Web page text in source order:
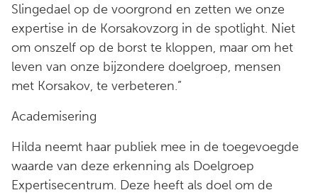
Slingedael op de voorgrond en zetten we onze
expertise in de Korsakovzorg in de spotlight. Niet
om onszelf op de borst te kloppen, maar om het
leven van onze bijzondere doelgroep, mensen
met Korsakov, te verbeteren.”
Academisering
Hilda neemt haar publiek mee in de toegevoegde
waarde van deze erkenning als Doelgroep
Expertisecentrum. Deze heeft als doel om de